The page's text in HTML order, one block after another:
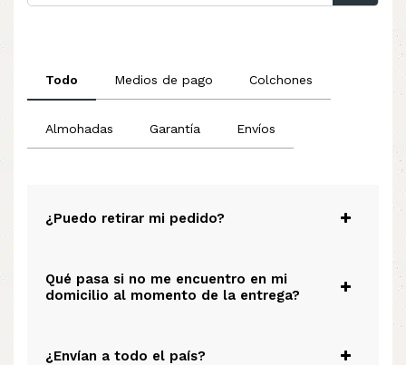
Todo Medios de pago Colchones
Almohadas Garantía Envíos
¿Puedo retirar mi pedido?
Qué pasa si no me encuentro en mi
domicilio al momento de la entrega?
¿Envían a todo el país?